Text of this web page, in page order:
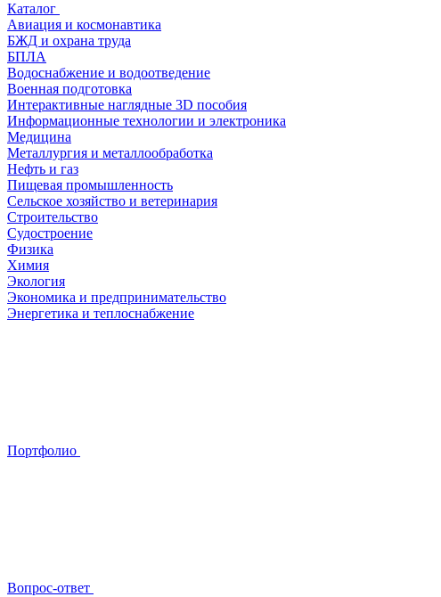
Каталог
Авиация и космонавтика
БЖД и охрана труда
БПЛА
Водоснабжение и водоотведение
Военная подготовка
Интерактивные наглядные 3D пособия
Информационные технологии и электроника
Медицина
Металлургия и металлообработка
Нефть и газ
Пищевая промышленность
Сельское хозяйство и ветеринария
Строительство
Судостроение
Физика
Химия
Экология
Экономика и предпринимательство
Энергетика и теплоснабжение
Портфолио
Вопрос-ответ